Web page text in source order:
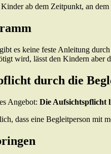
ab dem Zeitpunkt, an
es keine feste Anleitung
wird, lässt den Kindern aber
durch die
Angebot: Die Aufsichtspflicht
dass eine Begleitperson mit